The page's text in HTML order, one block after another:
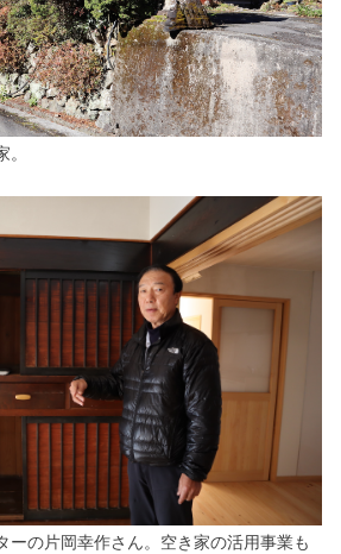
ーの片岡幸作さん。空き家の活用事業も